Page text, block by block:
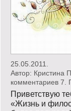
25.05.2011.
Автор: Кристина
комментариев 7.
Приветствую
«Жизнь и